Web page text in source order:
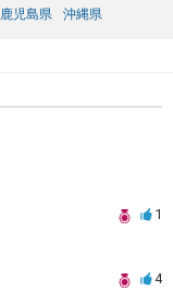
鹿児島県 沖縄県
1
4